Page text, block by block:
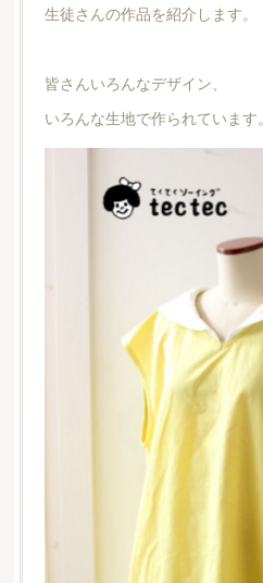
生徒さんの作品を紹介します。
皆さんいろんなデザイン、
いろんな生地で作られています。